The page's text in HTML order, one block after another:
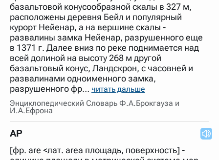
базальтовой конусообразной скалы в 327 м,
расположены деревня Бейл и популярный
курорт Нейенар, а на вершине скалы -
развалины замка Нейенар, разрушенного еще
в 1371 г. Далее вниз по реке поднимается над
всей долиной на высоту 268 м другой
базальтовый конус, Ландскрон, с часовней и
развалинами одноименного замка,
разрушенного фр… читать дальше
Энциклопедический Словарь Ф.А.Брокгауза и
И.А.Ефрона
АР
[фр. are <лат. area площадь, поверхность] -